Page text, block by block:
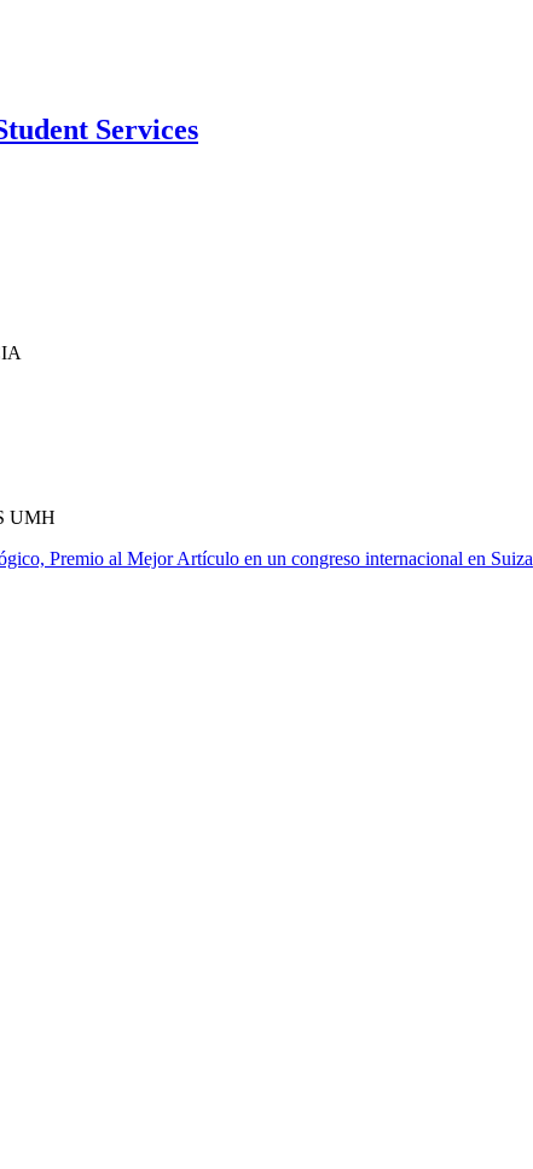
Services
UMH
Premio al Mejor Artículo en un congreso internacional en Suiza